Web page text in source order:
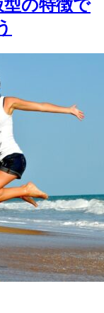
の特徴で